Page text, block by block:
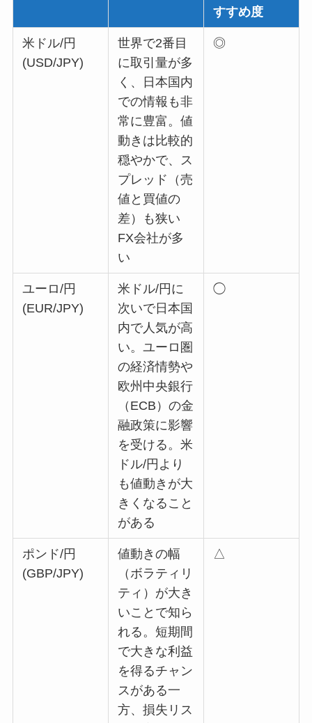
すすめ度
米ドル/円
(USD/JPY)
世界で2番目
に取引量が多
く、日本国内
での情報も非
常に豊富。値
動きは比較的
穏やかで、ス
プレッド（売
値と買値の
差）も狭い
FX会社が多
い
◎
ユーロ/円
(EUR/JPY)
米ドル/円に
次いで日本国
内で人気が高
い。ユーロ圏
の経済情勢や
欧州中央銀行
（ECB）の金
融政策に影響
を受ける。米
ドル/円より
も値動きが大
きくなること
がある
◯
ポンド/円
(GBP/JPY)
値動きの幅
（ボラティリ
ティ）が大き
いことで知ら
れる。短期間
で大きな利益
を得るチャン
スがある一
方、損失リス
△